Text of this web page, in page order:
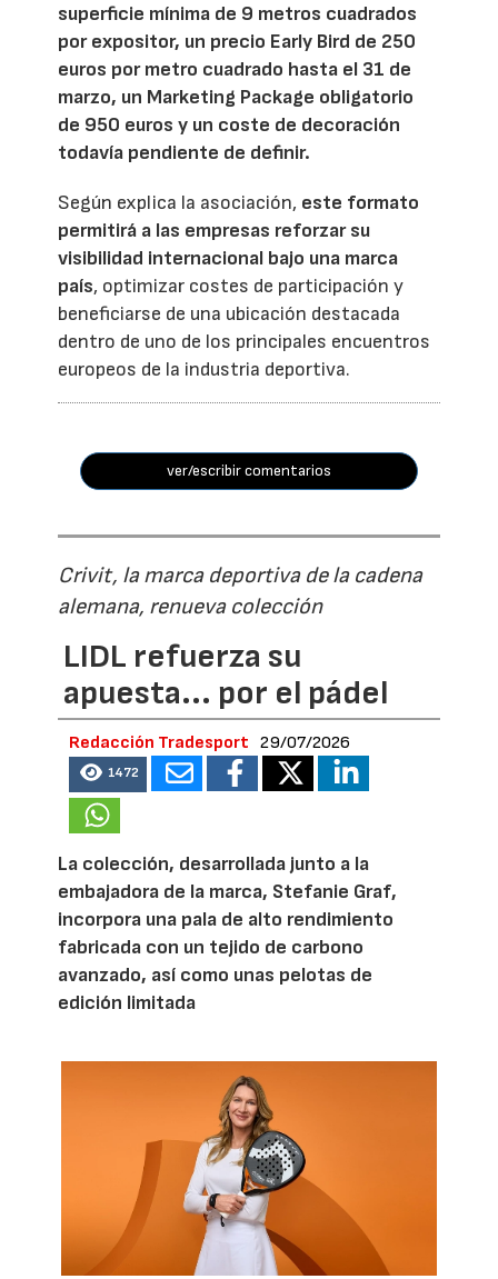
superficie mínima de 9 metros cuadrados
por expositor, un precio Early Bird de 250
euros por metro cuadrado hasta el 31 de
marzo, un Marketing Package obligatorio
de 950 euros y un coste de decoración
todavía pendiente de definir.
Según explica la asociación, este formato
permitirá a las empresas reforzar su
visibilidad internacional bajo una marca
país, optimizar costes de participación y
beneficiarse de una ubicación destacada
dentro de uno de los principales encuentros
europeos de la industria deportiva.
ver/escribir comentarios
Crivit, la marca deportiva de la cadena
alemana, renueva colección
LIDL refuerza su
apuesta... por el pádel
Redacción Tradesport 29/07/2026
1472
La colección, desarrollada junto a la
embajadora de la marca, Stefanie Graf,
incorpora una pala de alto rendimiento
fabricada con un tejido de carbono
avanzado, así como unas pelotas de
edición limitada